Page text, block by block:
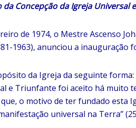
da Igreja Universal
de 1974, o Mestre Ascenso
1963), anunciou a
da Igreja da seguinte forma:
e Triunfante foi aceito há muito
o motivo de ter fundado esta
universal na Terra”